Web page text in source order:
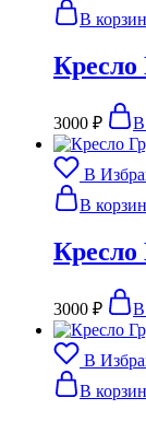
В
Кресло
3000 ₽ В
В
В
3000 ₽ В
В
В